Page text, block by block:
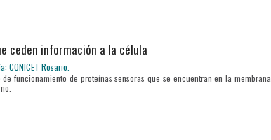
ceden información a la célula
funcionamiento de proteínas sensoras que se encuentran en la membrana